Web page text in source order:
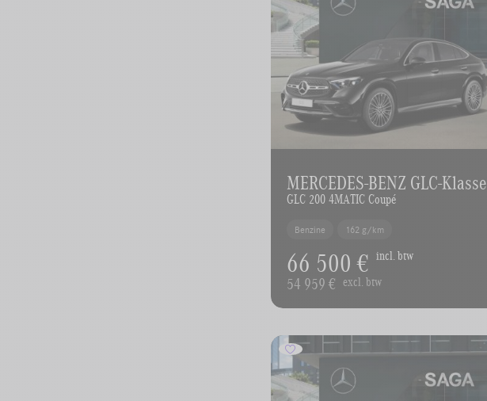
MERCEDES-BENZ GLC-Klasse
GLC 200 4MATIC Coupé
Benzine 162 g/km
66 500 € incl. btw
54 959 € excl. btw